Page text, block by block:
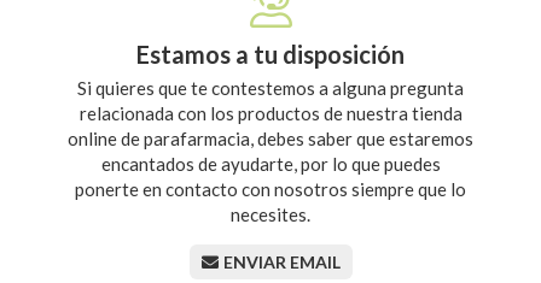
Estamos a tu disposición
Si quieres que te contestemos a alguna pregunta
relacionada con los productos de nuestra tienda
online de parafarmacia, debes saber que estaremos
encantados de ayudarte, por lo que puedes
ponerte en contacto con nosotros siempre que lo
necesites.
ENVIAR EMAIL